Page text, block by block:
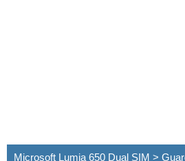
Microsoft Lumia 650 Dual SIM >